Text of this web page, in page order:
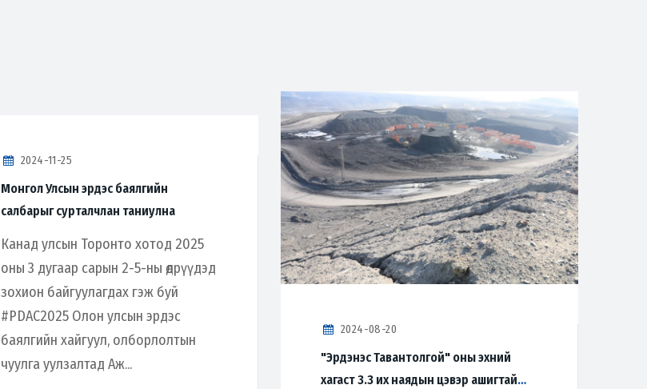
2024-11-25
Монгол Улсын эрдэс баялгийн
салбарыг сурталчлан таниулна
Канад улсын Торонто хотод 2025
оны 3 дугаар сарын 2-5-ны өдрүүдэд
зохион байгуулагдах гэж буй
#PDAC2025 Олон улсын эрдэс
баялгийн хайгуул, олборлолтын
чуулга уулзалтад Аж...
2024-08-20
"Эрдэнэс Тавантолгой" оны эхний
хагаст 3.3 их наядын цэвэр ашигтай